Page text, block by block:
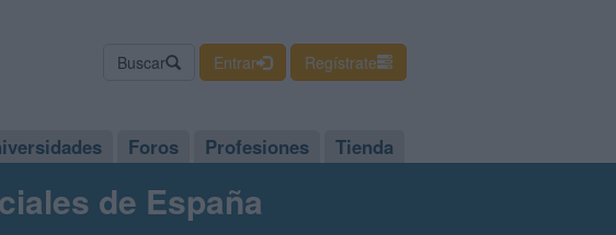
Buscar Entrar Regístrate
Foros Profesiones Tienda
de España